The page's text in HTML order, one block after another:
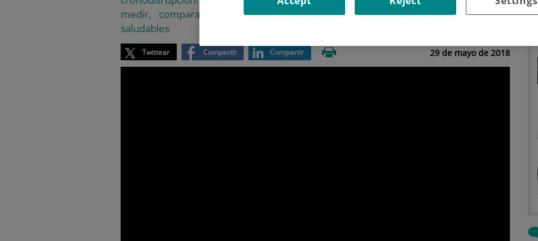
medir, comparar y analizar ambos parámetros para establecer ritmos más
saludables
Twittear Compartir Compartir 29 de mayo de 2018